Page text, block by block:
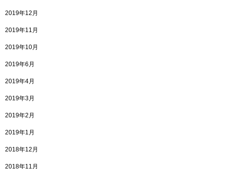
2019年12月
2019年11月
2019年10月
2019年6月
2019年4月
2019年3月
2019年2月
2019年1月
2018年12月
2018年11月